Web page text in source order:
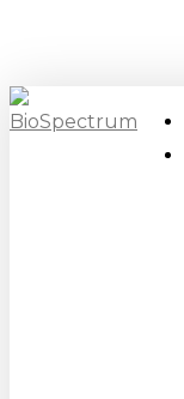
main
content